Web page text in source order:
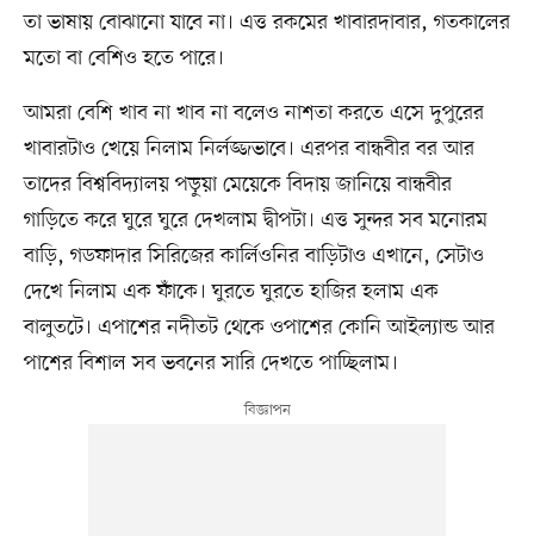
তা ভাষায় বোঝানো যাবে না। এত্ত রকমের খাবারদাবার, গতকালের
মতো বা বেশিও হতে পারে।
আমরা বেশি খাব না খাব না বলেও নাশতা করতে এসে দুপুরের
খাবারটাও খেয়ে নিলাম নির্লজ্জভাবে। এরপর বান্ধবীর বর আর
তাদের বিশ্ববিদ্যালয় পড়ুয়া মেয়েকে বিদায় জানিয়ে বান্ধবীর
গাড়িতে করে ঘুরে ঘুরে দেখলাম দ্বীপটা। এত্ত সুন্দর সব মনোরম
বাড়ি, গডফাদার সিরিজের কার্লিওনির বাড়িটাও এখানে, সেটাও
দেখে নিলাম এক ফাঁকে। ঘুরতে ঘুরতে হাজির হলাম এক
বালুতটে। এপাশের নদীতট থেকে ওপাশের কোনি আইল্যান্ড আর
পাশের বিশাল সব ভবনের সারি দেখতে পাচ্ছিলাম।